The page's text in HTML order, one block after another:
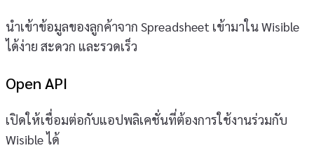
นำเข้าข้อมูลของลูกค้าจาก Spreadsheet เข้ามาใน Wisible
ได้ง่าย สะดวก และรวดเร็ว
Open API
เปิดให้เชื่อมต่อกับแอปพลิเคชั่นที่ต้องการใช้งานร่วมกับ
Wisible ได้